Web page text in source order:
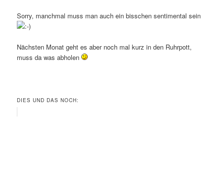
Sorry, manchmal muss man auch ein bisschen sentimental sein
Nächsten Monat geht es aber noch mal kurz in den Ruhrpott,
muss da was abholen
DIES UND DAS NOCH: